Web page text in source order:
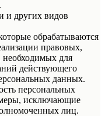
и других видов
обрабатываются
правовых,
необходимых для
действующего
данных.
персональных
исключающие
лиц.